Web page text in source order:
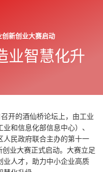
边
栏
新创业大赛启动
业智慧化升
开的酒仙桥论坛上，由工业
和信息化部信息中心）、
人民政府联合主办的第十一
业大赛正式启动。大赛立足
业人才，助力中小企业高质